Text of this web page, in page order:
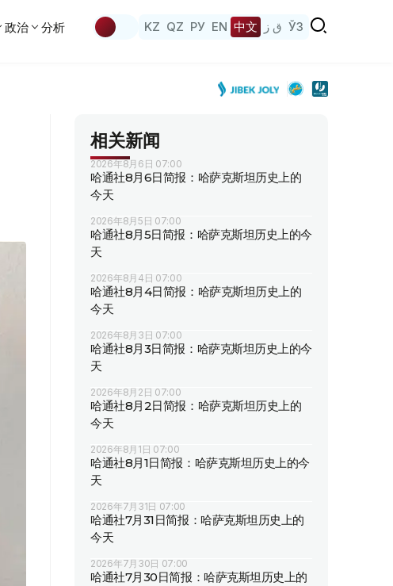
政治 分析 KZ QZ РУ EN 中文 ق ز ЎЗ
相关新闻
2026年8月6日 07:00
哈通社8月6日简报：哈萨克斯坦历史上的
今天
2026年8月5日 07:00
哈通社8月5日简报：哈萨克斯坦历史上的今
天
2026年8月4日 07:00
哈通社8月4日简报：哈萨克斯坦历史上的
今天
2026年8月3日 07:00
哈通社8月3日简报：哈萨克斯坦历史上的今
天
2026年8月2日 07:00
哈通社8月2日简报：哈萨克斯坦历史上的
今天
2026年8月1日 07:00
哈通社8月1日简报：哈萨克斯坦历史上的今
天
2026年7月31日 07:00
哈通社7月31日简报：哈萨克斯坦历史上的
今天
2026年7月30日 07:00
哈通社7月30日简报：哈萨克斯坦历史上的